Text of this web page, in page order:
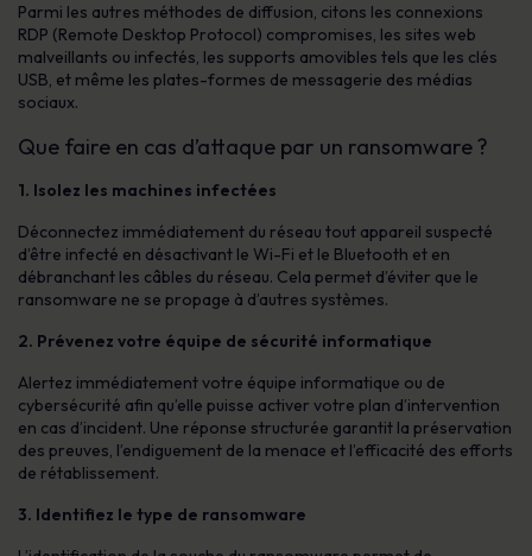
Parmi les autres méthodes de diffusion, citons les connexions
RDP (Remote Desktop Protocol) compromises, les sites web
malveillants ou infectés, les supports amovibles tels que les clés
USB, et même les plates-formes de messagerie des médias
sociaux.
Que faire en cas d’attaque par un ransomware ?
1. Isolez les machines infectées
Déconnectez immédiatement du réseau tout appareil suspecté
d’être infecté en désactivant le Wi-Fi et le Bluetooth et en
débranchant les câbles du réseau. Cela permet d’éviter que le
ransomware ne se propage à d’autres systèmes.
2. Prévenez votre équipe de sécurité informatique
Alertez immédiatement votre équipe informatique ou de
cybersécurité afin qu’elle puisse activer votre plan d’intervention
en cas d’incident. Une réponse structurée garantit la préservation
des preuves, l’endiguement de la menace et l’efficacité des efforts
de rétablissement.
3. Identifiez le type de ransomware